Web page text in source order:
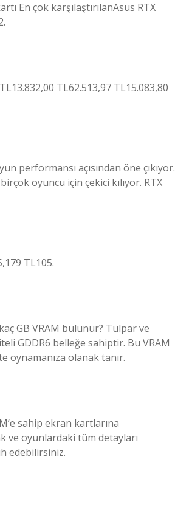
En çok karşılaştırılanAsus RTX
TL62.513,97 TL15.083,80
performansı açısından öne çıkıyor.
oyuncu için çekici kılıyor. RTX
TL105.
GB VRAM bulunur? Tulpar ve
GDDR6 belleğe sahiptir. Bu VRAM
oynamanıza olanak tanır.
sahip ekran kartlarına
ve oyunlardaki tüm detayları
edebilirsiniz.